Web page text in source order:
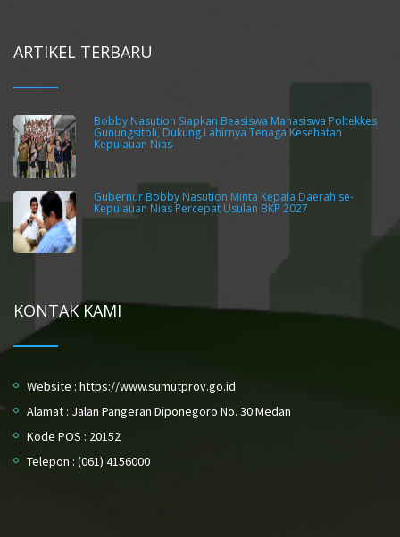
ARTIKEL TERBARU
Bobby Nasution Siapkan Beasiswa Mahasiswa Poltekkes
Gunungsitoli, Dukung Lahirnya Tenaga Kesehatan
Kepulauan Nias
Gubernur Bobby Nasution Minta Kepala Daerah se-
Kepulauan Nias Percepat Usulan BKP 2027
KONTAK KAMI
Website : https://www.sumutprov.go.id
Alamat : Jalan Pangeran Diponegoro No. 30 Medan
Kode POS : 20152
Telepon : (061) 4156000